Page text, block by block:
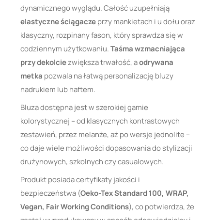
dynamicznego wyglądu. Całość uzupełniają
elastyczne ściągaczeprzy mankietach i u dołu oraz
klasyczny, rozpinany fason, który sprawdza się w
codziennym użytkowaniu.Taśma wzmacniająca
przy dekolciezwiększa trwałość, aodrywana
metka pozwala na łatwą personalizację bluzy
nadrukiem lub haftem.
Bluza dostępna jest w szerokiej gamie
kolorystycznej – od klasycznych kontrastowych
zestawień, przez melanże, aż po wersje jednolite –
co daje wiele możliwości dopasowania do stylizacji
drużynowych, szkolnych czy casualowych.
Produkt posiada certyfikaty jakości i
bezpieczeństwa (Oeko-Tex Standard 100, WRAP,
Vegan, Fair Working Conditions), co potwierdza, że